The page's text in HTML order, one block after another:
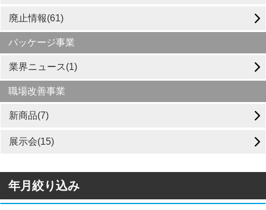
廃止情報(61)
パッケージ事業
業界ニュース(1)
職場改善事業
新商品(7)
展示会(15)
年月絞り込み